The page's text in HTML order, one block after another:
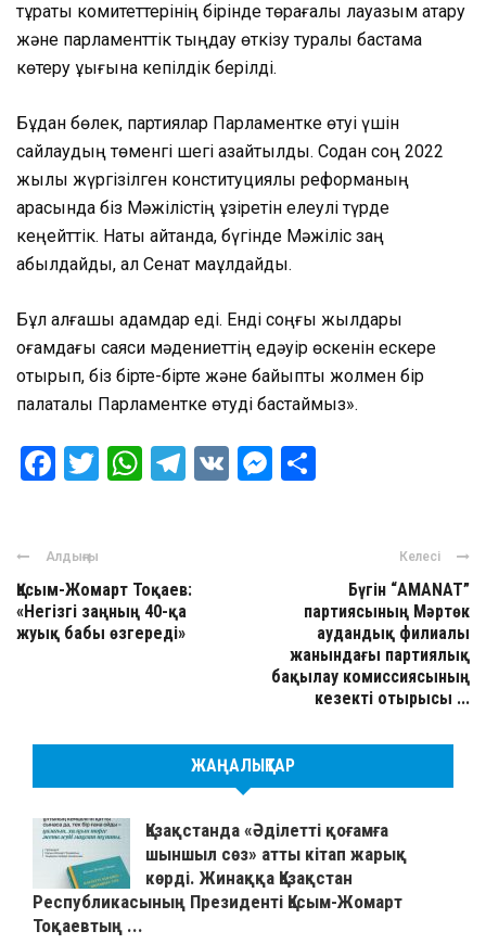
тұрақты комитеттерінің бірінде төрағалық лауазым атқару
және парламенттік тыңдау өткізу туралы бастама
көтеру құқығына кепілдік берілді.
Бұдан бөлек, партиялар Парламентке өтуі үшін
сайлаудың төменгі шегі азайтылды. Содан соң 2022
жылы жүргізілген конституциялық реформаның
арқасында біз Мәжілістің құзіретін елеулі түрде
кеңейттік. Нақты айтқанда, бүгінде Мәжіліс заң
қабылдайды, ал Сенат мақұлдайды.
Бұл алғашқы қадамдар еді. Енді соңғы жылдары
қоғамдағы саяси мәдениеттің едәуір өскенін ескере
отырып, біз бірте-бірте және байыпты жолмен бір
палаталы Парламентке өтуді бастаймыз».
Facebook
TwitterWhatsApp
Telegram
VK Messenger
Алдыңғы
Қасым-Жомарт Тоқаев:
«Негізгі заңның 40-қа
жуық бабы өзгереді»
Келесі
Бүгін “AMANAT”
партиясының Мәртөк
аудандық филиалы
жанындағы партиялық
бақылау комиссиясының
кезекті отырысы ...
ЖАҢАЛЫҚТАР
Қазақстанда «Әділетті қоғамға
шыншыл сөз» атты кітап жарық
көрді. Жинаққа Қазақстан
Республикасының Президенті Қасым-Жомарт
Тоқаевтың ...